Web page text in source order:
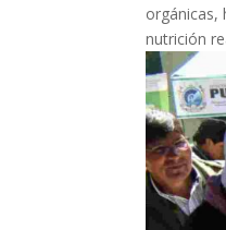
orgánicas,
nutrición